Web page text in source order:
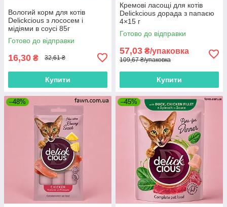
Вологий корм для котів
Delickcious з лососем і
мідіями в соусі 85г
Готово до відправки
16,30 ₴ 32,61 ₴
Купити
Кремові ласощі для котів
Delickcious дорада з папаєю
4×15 г
Готово до відправки
57,03 ₴/упаковка
109,67 ₴/упаковка
Купити
–48% –45%